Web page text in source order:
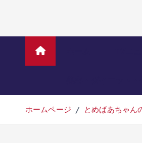
動
ホームページ とめばあちゃん